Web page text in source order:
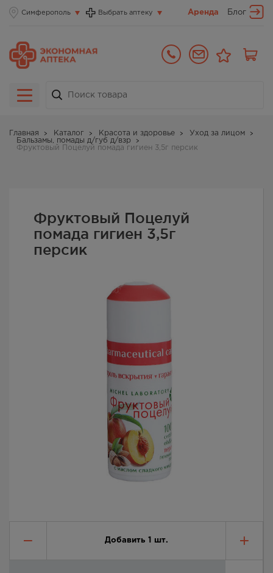
Симферополь Выбрать аптеку Аренда Блог
Главная Каталог Красота и здоровье
Уход за лицом
Бальзамы, помады д/губ д/взр
Фруктовый Поцелуй помада гигиен 3,5г персик
Фруктовый Поцелуй
помада гигиен 3,5г
персик
Добавить 1 шт.